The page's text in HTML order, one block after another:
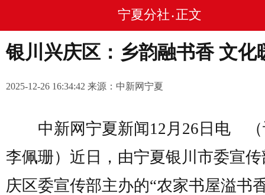
宁夏分社 • 正文
银川兴庆区：乡韵融书香 文化
2025-12-26 16:34:42 来源：中新网宁夏
中新网宁夏新闻12月26日电
李佩珊）近日，由宁夏银川市委宣
庆区委宣传部主办的“农家书屋溢书